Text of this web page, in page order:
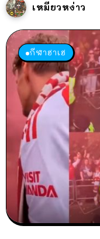
เหมียวหง่าว
กีฬาฮาเฮ